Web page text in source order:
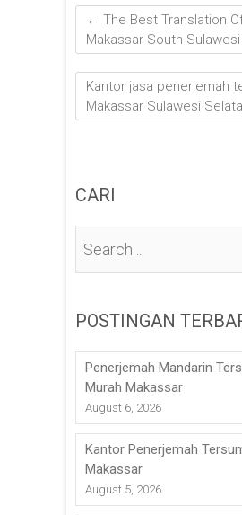
← The Best Translation
Makassar South Sulawesi
Kantor jasa penerjemah
Makassar Sulawesi
CARI
POSTINGAN
Penerjemah Mandarin
Murah Makassar
August 6, 2026
Kantor Penerjemah
Makassar
August 5, 2026